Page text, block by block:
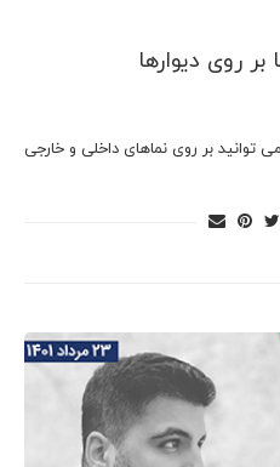
روی دیوارها
توانید بر روی نماهای داخلی و خارجی